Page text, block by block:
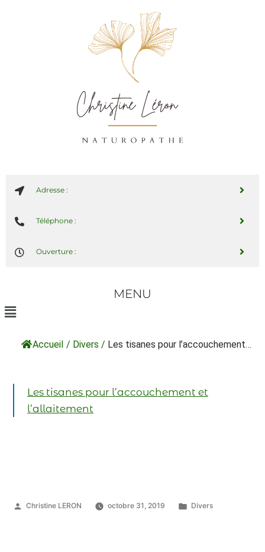
Adresse :
Téléphone :
Ouverture :
MENU
Accueil / Divers / Les tisanes pour l’accouchement…
Les tisanes pour l’accouchement et
l’allaitement
Christine LERON octobre 31, 2019 Divers